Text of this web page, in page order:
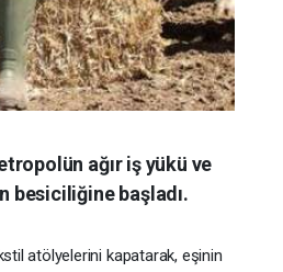
ağır iş yükü ve
besiciliğine başladı.
atölyelerini kapatarak, eşinin